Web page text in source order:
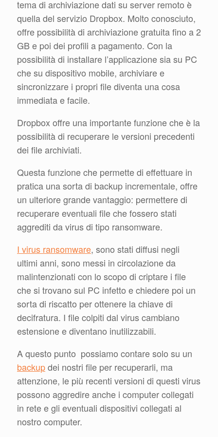
tema di archiviazione dati su server remoto è
quella del servizio Dropbox. Molto conosciuto,
offre possibilità di archiviazione gratuita fino a 2
GB e poi dei profili a pagamento. Con la
possibilità di installare l’applicazione sia su PC
che su dispositivo mobile, archiviare e
sincronizzare i propri file diventa una cosa
immediata e facile.
Dropbox offre una importante funzione che è la
possibilità di recuperare le versioni precedenti
dei file archiviati.
Questa funzione che permette di effettuare in
pratica una sorta di backup incrementale, offre
un ulteriore grande vantaggio: permettere di
recuperare eventuali file che fossero stati
aggrediti da virus di tipo ransomware.
I virus ransomware, sono stati diffusi negli
ultimi anni, sono messi in circolazione da
malintenzionati con lo scopo di criptare i file
che si trovano sul PC infetto e chiedere poi un
sorta di riscatto per ottenere la chiave di
decifratura. I file colpiti dal virus cambiano
estensione e diventano inutilizzabili.
A questo punto possiamo contare solo su un
backupdei nostri file per recuperarli, ma
attenzione, le più recenti versioni di questi virus
possono aggredire anche i computer collegati
in rete e gli eventuali dispositivi collegati al
nostro computer.